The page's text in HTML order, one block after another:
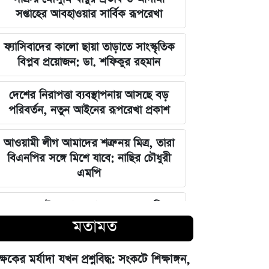
সপ্তাহের আবহাওয়ার সার্বিক রূপরেখা
ফ্যাসিবাদের কালো ছায়া তাড়াতে সাংস্কৃতিক
বিপ্লব প্রয়োজন: ডা. শফিকুর রহমান
দেশের নিরাপত্তা ব্যবস্থাপনায় আসছে বড়
পরিবর্তন, নতুন আইনের রূপরেখা প্রকাশ
আওয়ামী লীগ আমাদের শত্রু নয় মিত্র, তারা
বিএনপির সঙ্গে মিশে যাবে: নাছির চৌধুরী
এমপি
ঘরে বসেই যেভাবে জানবেন এসএসসির
ফলাফল, ১০ আগস্ট প্রকাশের ঘোষণা
মার্কিন ইমিগ্রেশন সার্ভিস বিভাগে বড়
মতামত
মর্যাদা যখন প্রশ্নবিদ্ধ: সংকটে শিক্ষাঙ্গন,